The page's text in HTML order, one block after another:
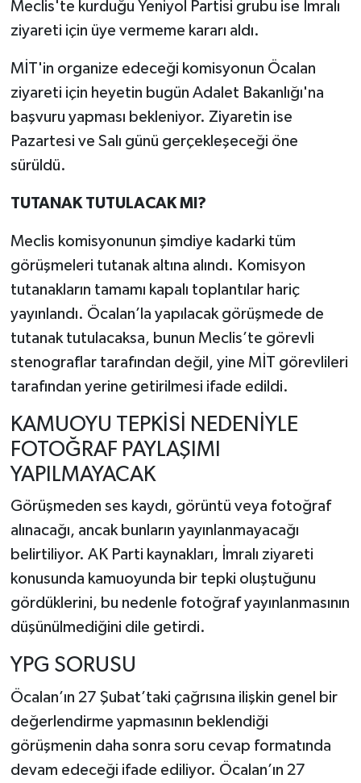
Meclis'te kurduğu Yeniyol Partisi grubu ise İmralı
ziyareti için üye vermeme kararı aldı.
MİT'in organize edeceği komisyonun Öcalan
ziyareti için heyetin bugün Adalet Bakanlığı'na
başvuru yapması bekleniyor. Ziyaretin ise
Pazartesi ve Salı günü gerçekleşeceği öne
sürüldü.
TUTANAK TUTULACAK MI?
Meclis komisyonunun şimdiye kadarki tüm
görüşmeleri tutanak altına alındı. Komisyon
tutanakların tamamı kapalı toplantılar hariç
yayınlandı. Öcalan’la yapılacak görüşmede de
tutanak tutulacaksa, bunun Meclis’te görevli
stenograflar tarafından değil, yine MİT görevlileri
tarafından yerine getirilmesi ifade edildi.
KAMUOYU TEPKİSİ NEDENİYLE
FOTOĞRAF PAYLAŞIMI
YAPILMAYACAK
Görüşmeden ses kaydı, görüntü veya fotoğraf
alınacağı, ancak bunların yayınlanmayacağı
belirtiliyor. AK Parti kaynakları, İmralı ziyareti
konusunda kamuoyunda bir tepki oluştuğunu
gördüklerini, bu nedenle fotoğraf yayınlanmasının
düşünülmediğini dile getirdi.
YPG SORUSU
Öcalan’ın 27 Şubat’taki çağrısına ilişkin genel bir
değerlendirme yapmasının beklendiği
görüşmenin daha sonra soru cevap formatında
devam edeceği ifade ediliyor. Öcalan’ın 27